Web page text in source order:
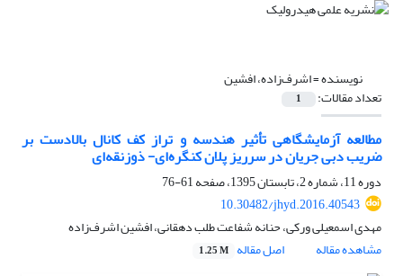
نویسنده =اشرف‌زاده، افشین
تعداد مقالات: 1
مطالعه آزمایشگاهی تأثیر هندسه و تراز کف کانال بالادست بر
ضریب دبی جریان در سرریز پلان کنگره‌ای- ذوزنقه‌ای
دوره 11، شماره 2، تابستان 1395، صفحه
61-76
10.30482/jhyd.2016.40543
مهدی اسمعیلی ورکی، حنانه شفاعت طلب دهقانی، افشین اشرف‌زاده
مشاهده مقاله
اصل مقاله 1.25 M